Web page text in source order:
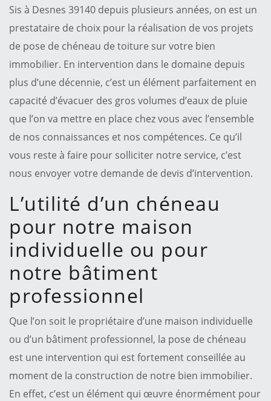
Sis à Desnes 39140 depuis plusieurs années, on est un
prestataire de choix pour la réalisation de vos projets
de pose de chéneau de toiture sur votre bien
immobilier. En intervention dans le domaine depuis
plus d’une décennie, c’est un élément parfaitement en
capacité d’évacuer des gros volumes d’eaux de pluie
que l’on va mettre en place chez vous avec l’ensemble
de nos connaissances et nos compétences. Ce qu’il
vous reste à faire pour solliciter notre service, c’est
nous envoyer votre demande de devis d’intervention.
L’utilité d’un chéneau
pour notre maison
individuelle ou pour
notre bâtiment
professionnel
Que l’on soit le propriétaire d’une maison individuelle
ou d’un bâtiment professionnel, la pose de chéneau
est une intervention qui est fortement conseillée au
moment de la construction de notre bien immobilier.
En effet, c’est un élément qui œuvre énormément pour